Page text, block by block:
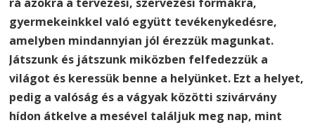
rá azokra a tervezési, szervezési formákra,
gyermekeinkkel való együtt tevékenykedésre,
amelyben mindannyian jól érezzük magunkat.
Játszunk és játszunk miközben felfedezzük a
világot és keressük benne a helyünket. Ezt a helyet,
pedig a valóság és a vágyak közötti szivárvány
hídon átkelve a mesével találjuk meg nap, mint